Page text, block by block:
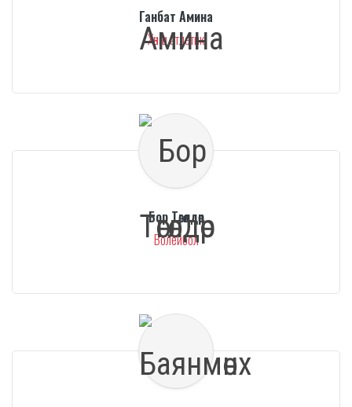
Ганбат Амина
Хөнгөн атлетик
Бор Төгөлдөр
Волейбол